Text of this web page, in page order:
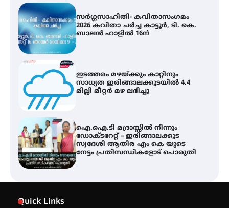
സർഗ്ഗസാഹിതി- കവിതാസംഗമം
2026 കവിതാ ചർച്ച കാട്ടൂർ, ടി. കെ.
ബാലൻ ഹാളിൽ 16ന്
ഇടത്തരം മഴയ്ക്കും കാറ്റിനും
സാധ്യത ഇരിങ്ങാലക്കുടയിൽ 4.4
മില്ലി മീറ്റർ മഴ ലഭിച്ചു
ഐ.ഐ.ടി മദ്രാസ്സിൽ നിന്നും
ഡോക്ടറേറ്റ് – ഇരിങ്ങാലക്കുട
സ്വദേശി ആതിര എം കെ യുടെ
നേട്ടം പ്രതിസന്ധികളോട് പൊരുതി
Quick Links